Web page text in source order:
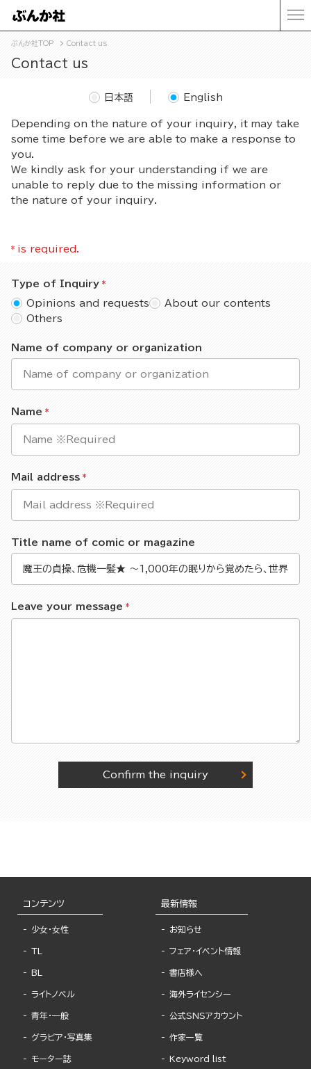
ぶんか社TOP Contact us
Contact us
Depending on the nature of your inquiry, it may take
some time before we are able to make a response to
you.
We kindly ask for your understanding if we are
unable to reply due to the missing information or
the nature of your inquiry.
日本語 English
* is required.
Type of Inquiry
Opinions and requests
About our contents
Others
Name of company or organization
Name
Mail address
Title name of comic or magazine
Leave your message
Confirm the inquiry
コンテンツ
少女・女性
TL
BL
ライトノベル
青年・一般
グラビア・写真集
モーター誌
最新情報
お知らせ
フェア・イベント情報
書店様へ
海外ライセンシー
公式SNSアカウント
作家一覧
Keyword list